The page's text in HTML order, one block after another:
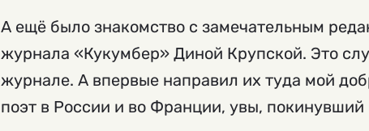
А ещё было знакомство с замечательным
журнала «Кукумбер» Диной Крупской. Это
журнале. А впервые направил их туда мой
поэт в России и во Франции, увы,